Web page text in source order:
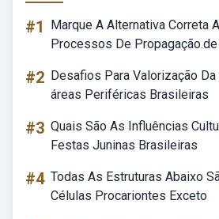
#1
Marque A Alternativa Correta
Processos De
#2 Desafios Para Valorização Da
áreas Periféricas Brasileiras
#3 Quais São As Influências
Festas Juninas Brasileiras
#4 Todas As Estruturas Abaixo
Células Procariontes Exceto